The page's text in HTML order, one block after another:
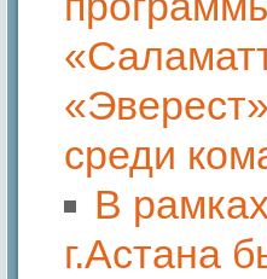
среди
В
г.Астана